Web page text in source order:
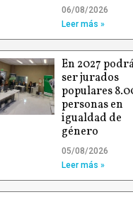
06/08/2026
Leer más »
En 2027
ser jurados
populares
personas en
igualdad de
género
05/08/2026
Leer más »